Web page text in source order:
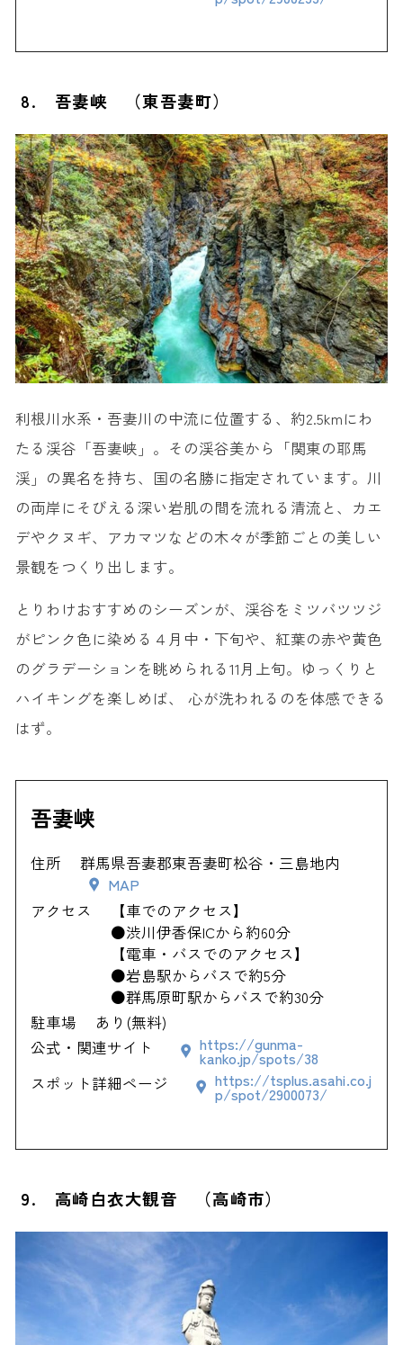
8. 吾妻峡 （東吾妻町）
利根川水系・吾妻川の中流に位置する、約2.5kmにわ
たる渓谷「吾妻峡」。その渓谷美から「関東の耶馬
渓」の異名を持ち、国の名勝に指定されています。川
の両岸にそびえる深い岩肌の間を流れる清流と、カエ
デやクヌギ、アカマツなどの木々が季節ごとの美しい
景観をつくり出します。
とりわけおすすめのシーズンが、渓谷をミツバツツジ
がピンク色に染める４月中・下旬や、紅葉の赤や黄色
のグラデーションを眺められる11月上旬。ゆっくりと
ハイキングを楽しめば、 心が洗われるのを体感できる
はず。
吾妻峡
住所
群馬県吾妻郡東吾妻町松谷・三島地内
MAP
アクセス
【車でのアクセス】
●渋川伊香保ICから約60分
【電車・バスでのアクセス】
●岩島駅からバスで約5分
●群馬原町駅からバスで約30分
駐車場
あり(無料)
公式・関連サイト
https://gunma-
kanko.jp/spots/38
スポット詳細ページ
https://tsplus.asahi.co.j
p/spot/2900073/
9. 高崎白衣大観音 （高崎市）